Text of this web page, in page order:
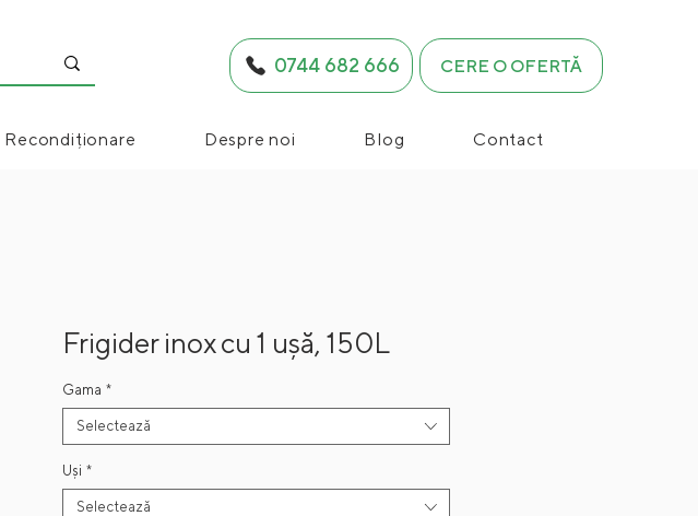
0744 682 666 CERE O OFERTĂ
Recondiționare Despre noi Blog Contact
Frigider inox cu 1 ușă, 150L
Gama *
Selectează
Uși *
Selectează